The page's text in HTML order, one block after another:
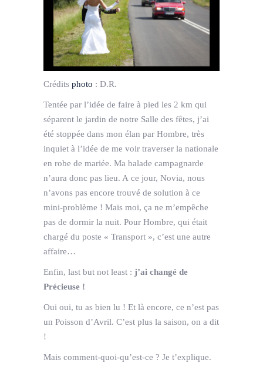
Crédits photo : D.R.
Tentée par l’idée de faire à pied les 2 km qui
séparent le jardin de notre Salle des fêtes, j’ai
été stoppée dans mon élan par Hombre, très
inquiet à l’idée de me voir traverser la nationale
en robe de mariée. Ma balade campagnarde
n’aura donc pas lieu. A ce jour, Novia, nous
n’avons pas encore trouvé de solution à ce
mini-problème ! Mais moi, ça ne m’empêche
pas de dormir la nuit. Pour Hombre, qui était
chargé du poste « Transport », c’est une autre
affaire…
Enfin, last but not least : j’ai changé de
Précieuse !
Oui oui, tu as bien lu ! Et là encore, ce n’est pas
un Poisson d’Avril. C’est plus la saison, on a dit
!
Mais comment-quoi-qu’est-ce ? Je t’explique.